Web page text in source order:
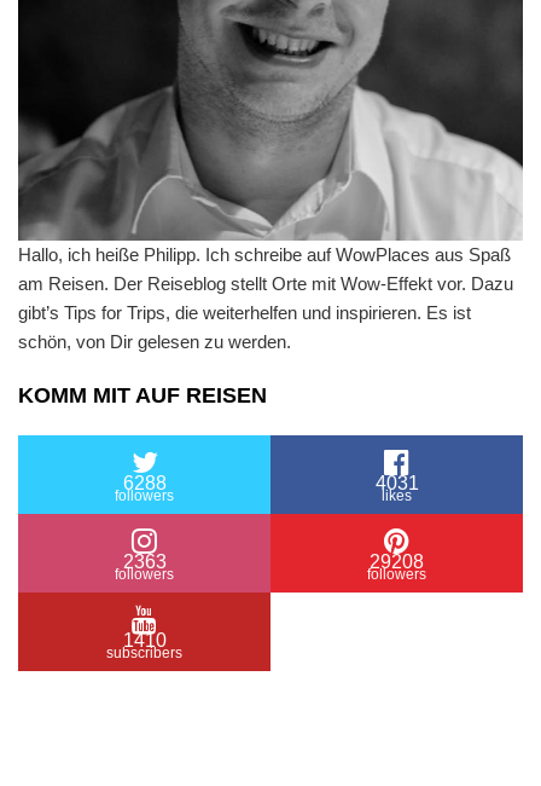
Hallo, ich heiße Philipp. Ich schreibe auf WowPlaces aus Spaß
am Reisen. Der Reiseblog stellt Orte mit Wow-Effekt vor. Dazu
gibt’s Tips for Trips, die weiterhelfen und inspirieren. Es ist
schön, von Dir gelesen zu werden.
KOMM MIT AUF REISEN
6288
followers
4031
likes
2363
followers
29208
followers
1410
subscribers